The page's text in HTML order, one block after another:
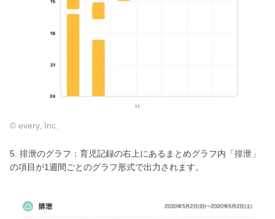
© every, Inc.
5. 排泄のグラフ：育児記録の右上にあるまとめグラフ内「排泄」
の項目が1週間ごとのグラフ形式で出力されます。